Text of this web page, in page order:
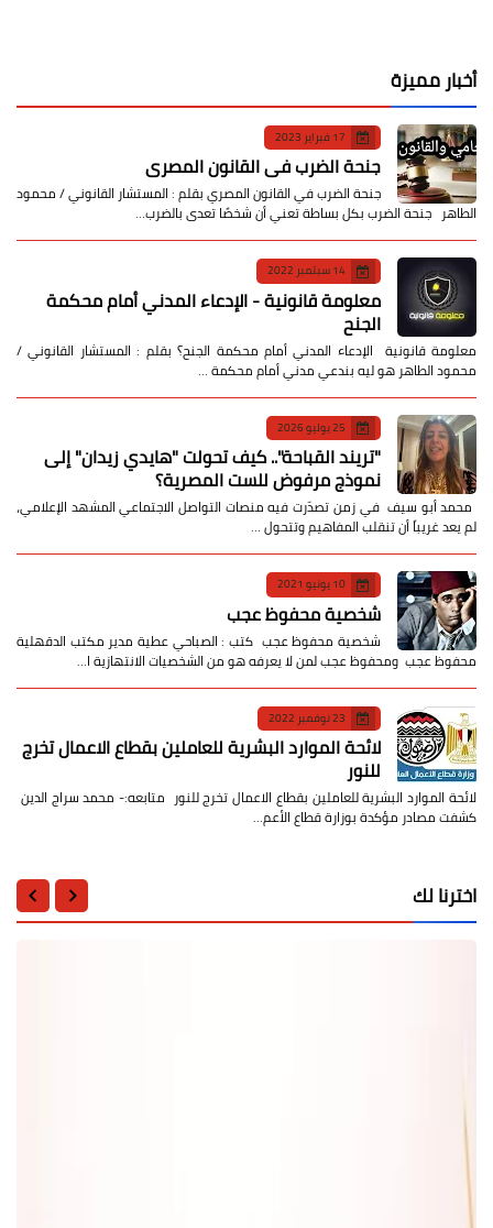
أخبار مميزة
17 فبراير 2023
جنحة الضرب في القانون المصري
جنحة الضرب في القانون المصري بقلم : المستشار القانوني / محمود
الطاهر جنحة الضرب بكل بساطة تعني أن شخصًا تعدى بالضرب…
14 سبتمبر 2022
معلومة قانونية - الإدعاء المدني أمام محكمة
الجنح
معلومة قانونية الإدعاء المدني أمام محكمة الجنح؟ بقلم : المستشار القانوني /
محمود الطاهر هو ليه بندعي مدني أمام محكمة …
25 يوليو 2026
​"تريند القباحة".. كيف تحولت "هايدي زيدان" إلى
نموذج مرفوض للست المصرية؟
​ محمد أبو سيف ​في زمن تصدّرت فيه منصات التواصل الاجتماعي المشهد الإعلامي،
لم يعد غريباً أن تنقلب المفاهيم وتتحول …
10 يونيو 2021
شخصية محفوظ عجب
شخصية محفوظ عجب كتب : الصباحي عطية مدير مكتب الدقهلية
محفوظ عجب ومحفوظ عجب لمن لا يعرفه هو من الشخصيات الانتهازية ا…
23 نوفمبر 2022
لائحة الموارد البشرية للعاملين بقطاع الاعمال تخرج
للنور
لائحة الموارد البشرية للعاملين بقطاع الاعمال تخرج للنور متابعه:- محمد سراج الدين
كشفت مصادر مؤكدة بوزارة قطاع الأعم…
اخترنا لك